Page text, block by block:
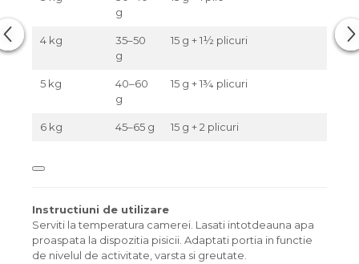
g
4 kg
35–50
g
15 g + 1½ plicuri
5 kg
40–60
g
15 g + 1¾ plicuri
6 kg 45–65 g 15 g + 2 plicuri
Instructiuni de utilizare
Serviti la temperatura camerei. Lasati intotdeauna apa
proaspata la dispozitia pisicii. Adaptati portia in functie
de nivelul de activitate, varsta si greutate.